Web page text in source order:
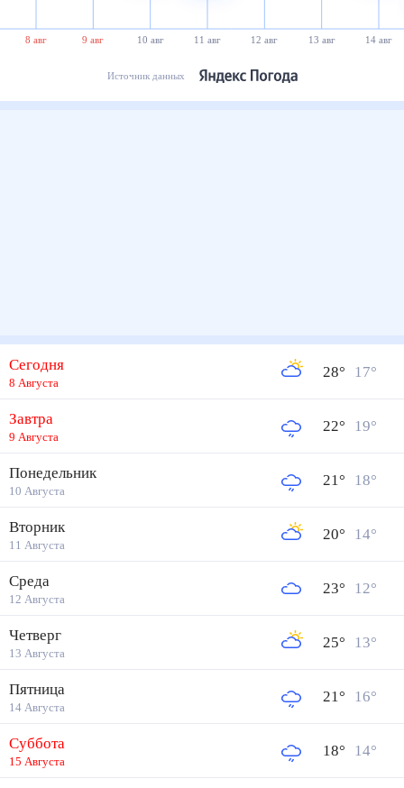
8 авг 9 авг 10 авг 11 авг 12 авг 13 авг 14 авг
Источник данных
Сегодня
8 Августа
28° 17°
Завтра
9 Августа
22° 19°
Понедельник
10 Августа
21° 18°
Вторник
11 Августа
20° 14°
Среда
12 Августа
23° 12°
Четверг
13 Августа
25° 13°
Пятница
14 Августа
21° 16°
Суббота
15 Августа
18° 14°